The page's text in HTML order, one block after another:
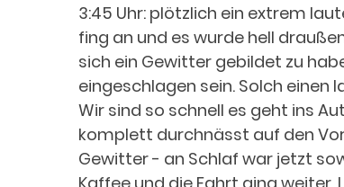
3:45 Uhr: plötzlich ein extrem
fing an und es wurde hell
sich ein Gewitter gebildet zu
eingeschlagen sein. Solch einen
Wir sind so schnell es geht ins
komplett durchnässt auf den
Gewitter - an Schlaf war jetzt